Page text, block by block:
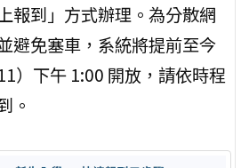
報到」方式辦理。為分散網
避免塞車，系統將提前至今
）下午 1:00 開放，請依時程
。